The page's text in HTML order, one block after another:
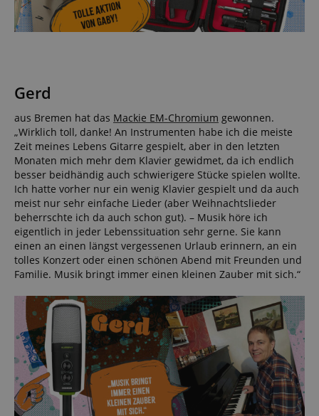
Gerd
aus Bremen hat das Mackie EM-Chromium gewonnen.
„Wirklich toll, danke! An Instrumenten habe ich die meiste
Zeit meines Lebens Gitarre gespielt, aber in den letzten
Monaten mich mehr dem Klavier gewidmet, da ich endlich
besser beidhändig auch schwierigere Stücke spielen wollte.
Ich hatte vorher nur ein wenig Klavier gespielt und da auch
meist nur sehr einfache Lieder (aber Weihnachtslieder
beherrschte ich da auch schon gut). – Musik höre ich
eigentlich in jeder Lebenssituation sehr gerne. Sie kann
einen an einen längst vergessenen Urlaub erinnern, an ein
tolles Konzert oder einen schönen Abend mit Freunden und
Familie. Musik bringt immer einen kleinen Zauber mit sich.“